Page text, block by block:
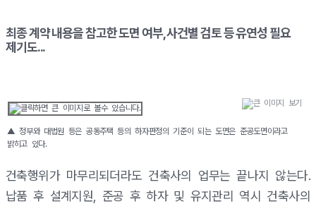
최종 계약 내용을 참고한 도면 여부, 사건별 검토 등 유연성 필요
제기도...
▲ 정부와 대법원 등은 공동주택 등의 하자판정의 기준이 되는 도면은 준공도면이라고
밝히고 있다.
건축행위가 마무리되더라도 건축사의 업무는 끝나지 않는다.
납품 후 설계지원, 준공 후 하자 및 유지관리 역시 건축사의